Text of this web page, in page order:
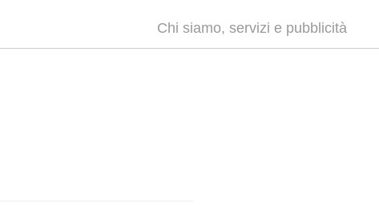
Chi siamo, servizi e pubblicità